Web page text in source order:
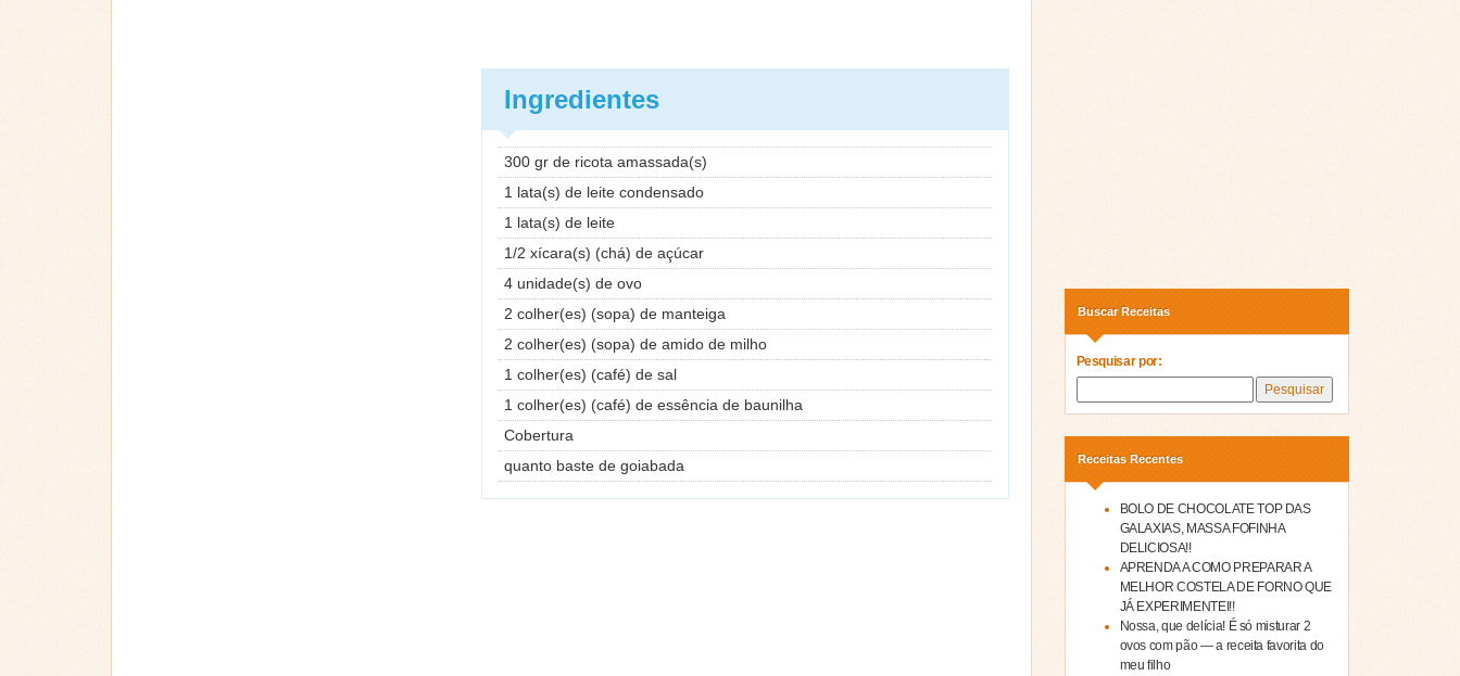
Ingredientes
300 gr de ricota amassada(s)
1 lata(s) de leite condensado
1 lata(s) de leite
1/2 xícara(s) (chá) de açúcar
4 unidade(s) de ovo
2 colher(es) (sopa) de manteiga
2 colher(es) (sopa) de amido de milho
1 colher(es) (café) de sal
1 colher(es) (café) de essência de baunilha
Cobertura
quanto baste de goiabada
Buscar Receitas
Pesquisar por:
Receitas Recentes
BOLO DE CHOCOLATE TOP DAS
GALAXIAS, MASSA FOFINHA
DELICIOSA!!
APRENDA A COMO PREPARAR A
MELHOR COSTELA DE FORNO QUE
JÁ EXPERIMENTEI!!
Nossa, que delícia! É só misturar 2
ovos com pão — a receita favorita do
meu filho